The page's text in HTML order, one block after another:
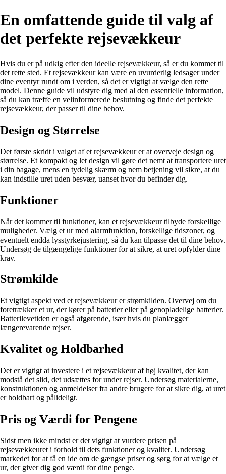
En omfattende guide til valg af
det perfekte rejsevækkeur
Hvis du er på udkig efter den ideelle rejsevækkeur, så er du kommet til
det rette sted. Et rejsevækkeur kan være en uvurderlig ledsager under
dine eventyr rundt om i verden, så det er vigtigt at vælge den rette
model. Denne guide vil udstyre dig med al den essentielle information,
så du kan træffe en velinformerede beslutning og finde det perfekte
rejsevækkeur, der passer til dine behov.
Design og Størrelse
Det første skridt i valget af et rejsevækkeur er at overveje design og
størrelse. Et kompakt og let design vil gøre det nemt at transportere uret
i din bagage, mens en tydelig skærm og nem betjening vil sikre, at du
kan indstille uret uden besvær, uanset hvor du befinder dig.
Funktioner
Når det kommer til funktioner, kan et rejsevækkeur tilbyde forskellige
muligheder. Vælg et ur med alarmfunktion, forskellige tidszoner, og
eventuelt endda lysstyrkejustering, så du kan tilpasse det til dine behov.
Undersøg de tilgængelige funktioner for at sikre, at uret opfylder dine
krav.
Strømkilde
Et vigtigt aspekt ved et rejsevækkeur er strømkilden. Overvej om du
foretrækker et ur, der kører på batterier eller på genopladelige batterier.
Batterilevetiden er også afgørende, især hvis du planlægger
længerevarende rejser.
Kvalitet og Holdbarhed
Det er vigtigt at investere i et rejsevækkeur af høj kvalitet, der kan
modstå det slid, det udsættes for under rejser. Undersøg materialerne,
konstruktionen og anmeldelser fra andre brugere for at sikre dig, at uret
er holdbart og pålideligt.
Pris og Værdi for Pengene
Sidst men ikke mindst er det vigtigt at vurdere prisen på
rejsevækkeuret i forhold til dets funktioner og kvalitet. Undersøg
markedet for at få en ide om de gængse priser og sørg for at vælge et
ur, der giver dig god værdi for dine penge.